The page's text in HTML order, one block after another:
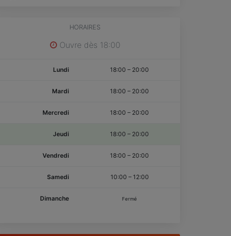
HORAIRES
Ouvre dès 18:00
Lundi 18:00 – 20:00
Mardi 18:00 – 20:00
Mercredi 18:00 – 20:00
Jeudi 18:00 – 20:00
Vendredi 18:00 – 20:00
Samedi 10:00 – 12:00
Dimanche Fermé